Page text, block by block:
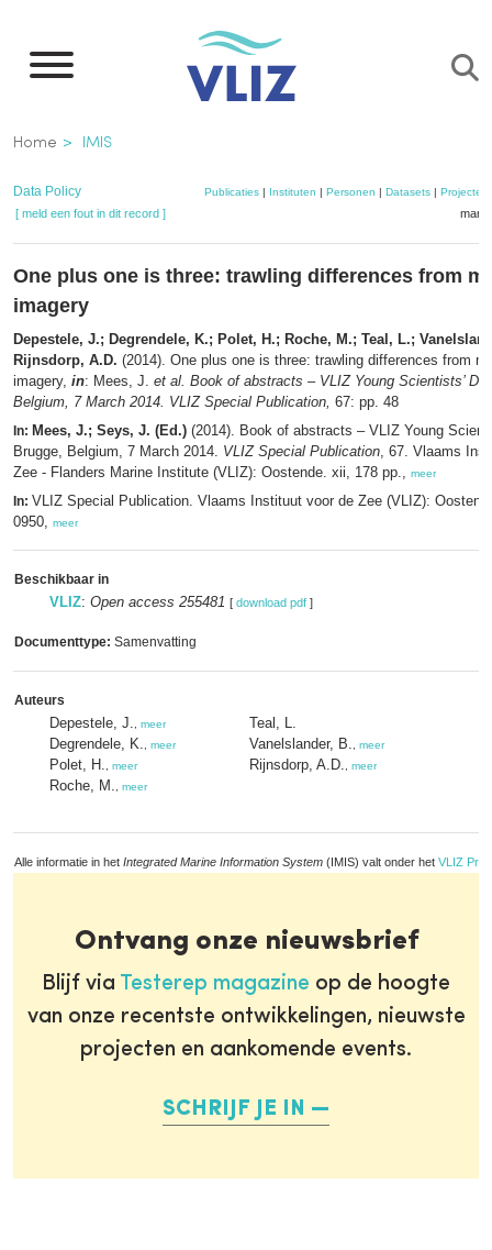
naar
inhoud
gaan
Kruimelpad
Home IMIS
Data Policy Publicaties| Instituten | Personen | Datasets| Projecten
[ meld een fout in dit record ]
One plus one is three: trawling differences from
imagery
Depestele, J.; Degrendele, K.; Polet, H.; Roche, M.; Teal, L.;
Rijnsdorp, A.D. (2014). One plus one is three: trawling differences from
imagery, in: Mees, J. et al. Book of abstracts – VLIZ Young Scientists’
Belgium, 7 March 2014. VLIZ Special Publication, 67: pp. 48
In: Mees, J.; Seys, J. (Ed.) (2014). Book of abstracts – VLIZ Young
Brugge, Belgium, 7 March 2014. VLIZ Special Publication, 67. Vlaams
Zee - Flanders Marine Institute (VLIZ): Oostende. xii, 178 pp., meer
In: VLIZ Special Publication. Vlaams Instituut voor de Zee (VLIZ):
0950, meer
Beschikbaar in
VLIZ: Open access 255481 [ download pdf ]
Documenttype: Samenvatting
Auteurs
Depestele, J. meer
Degrendele, K. meer
Polet, H. meer
Roche, M. meer
Teal, L.
Vanelslander, B.
meer
Rijnsdorp, A.D. meer
Alle informatie in het Integrated Marine Information System (IMIS) valt onder het VLIZ
Ontvang onze nieuwsbrief
Blijf via Testerep magazine op de hoogte
van onze recentste ontwikkelingen, nieuwste
projecten en aankomende events.
SCHRIJF JE IN